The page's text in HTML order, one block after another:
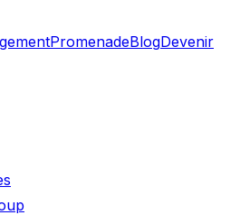
PromenadeBlogDevenir